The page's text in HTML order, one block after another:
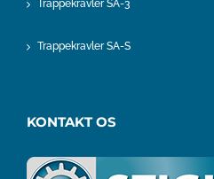
Trappekravler SA-3
Trappekravler SA-S
KONTAKT OS